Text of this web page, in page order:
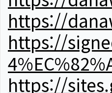
https://
https://
https://